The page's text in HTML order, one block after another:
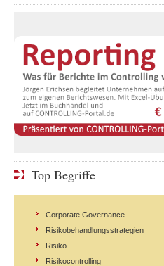
Top Begriffe
Corporate Governance
Risikobehandlungsstrategien
Risiko
Risikocontrolling